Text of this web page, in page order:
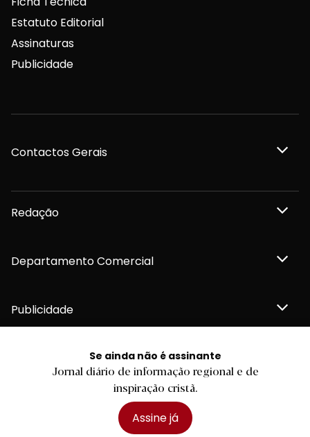
Se ainda não é assinante
Jornal diário de informação regional e de
inspiração cristã.
Assine já
Estatuto Editorial
Assinaturas
Publicidade
Contactos Gerais
Redação
Departamento Comercial
Publicidade
Declaração de compromisso FSC®
Política de Confidencialidade